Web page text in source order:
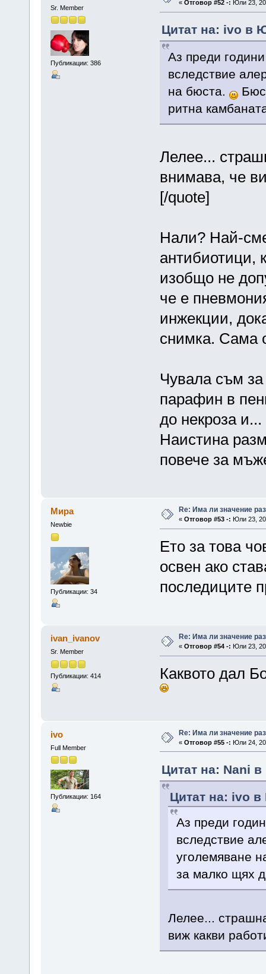
Sr. Member
Публикации: 386
« Отговор #52 -: Юли 23,
Цитат на: ivo в
Аз преди
вследствие
на бюста.
ритна
Лелее...
внимава, че
[/quote]
Нали? Най-
антибиотици,
изобщо не
че е
инжекции,
снимка. Сама
Чувала съм за
парафин в
до некроза
Наистина
повече за
Мира
Newbie
Публикации: 34
Re: Има ли значение
« Отговор #53 -: Юли 23,
Ето за това
освен ако
последиците
ivan_ivanov
Sr. Member
Публикации: 414
Re: Има ли значение
« Отговор #54 -: Юли 23,
Каквото дал
ivo
Full Member
Публикации: 164
Re: Има ли значение
« Отговор #55 -: Юли 24,
Цитат на: Nani
Цитат на: ivo
Аз преди
вследствие
уголемяване
за малко щях
Лелее...
виж какви